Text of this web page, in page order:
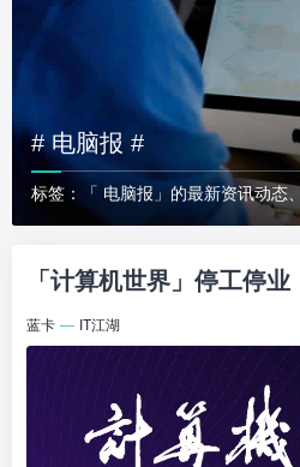
# 电脑报 #
标签：「 电脑报」的最新资讯动态
「计算机世界」停工停
蓝卡 — IT江湖